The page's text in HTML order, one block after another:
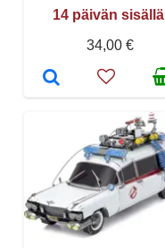
14 päivän sisällä
34,00 €